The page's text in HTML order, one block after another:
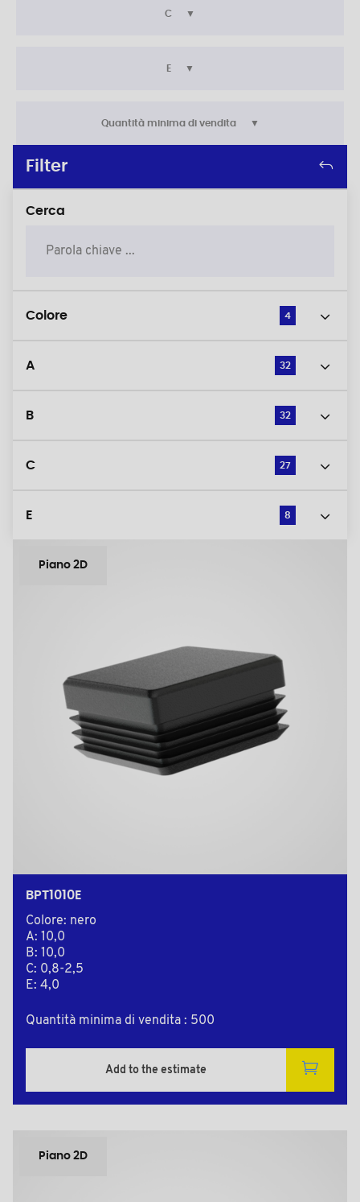
C
E
Quantità minima di vendita
Filter
Cerca
Colore 4
A 32
B 32
C 27
E 8
Piano 2D
BPT1010E
Colore: nero
A: 10,0
B: 10,0
C: 0,8-2,5
E: 4,0
Quantità minima di vendita : 500
Add to the estimate
Piano 2D